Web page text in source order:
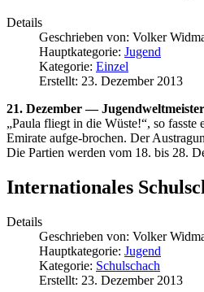
Details
Geschrieben von: Volker
Hauptkategorie: Jugend
Kategorie: Einzel
Erstellt: 23. Dezember 2013
21. Dezember —
„Paula fliegt in die Wüste!“, so
Emirate aufge-brochen. Der
Die Partien werden vom 18. bis 28.
Internationales
Details
Geschrieben von: Volker
Hauptkategorie: Jugend
Kategorie: Schulschach
Erstellt: 23. Dezember 2013